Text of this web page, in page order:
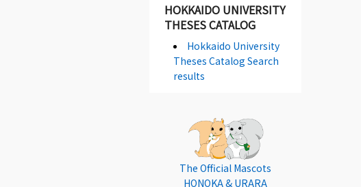
HOKKAIDO UNIVERSITY
THESES CATALOG
Hokkaido University
Theses Catalog Search
results
The Official Mascots
HONOKA & URARA